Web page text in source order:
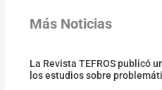
Más Noticias
La Revista TEFROS publicó
los estudios sobre